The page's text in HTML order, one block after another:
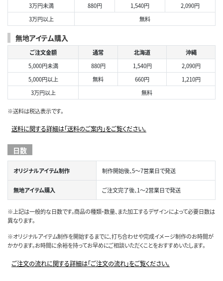
3万円未満
880円 1,540円
2,090円
3万円以上
無料
無地アイテム購入
ご注文金額 通常 北海道
沖縄
5,000円未満
880円 1,540円
2,090円
5,000円以上
無料 660円
1,210円
3万円以上
無料
※送料は税込表示です。
送料に関する詳細は「送料のご案内」をご覧ください。
日数
オリジナルアイテム制作 制作開始後、5～7営業日で発送
無地アイテム購入 ご注文完了後、1～2営業日で発送
※上記は一般的な日数です。商品の種類・数量、また加工するデザインによって必要日数は
異なります。
※オリジナルアイテム制作を開始するまでに、打ち合わせや完成イメージ制作のお時間が
かかります。お時間に余裕を持ってお早めにご相談いただくことをおすすめいたします。
ご注文の流れに関する詳細は「ご注文の流れ」をご覧ください。